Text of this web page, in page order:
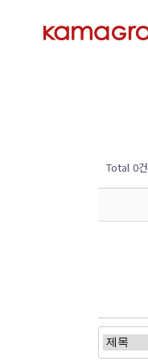
Total 0건